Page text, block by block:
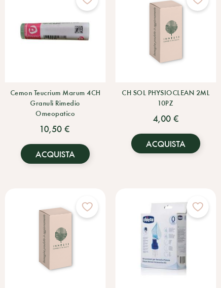
Cemon Teucrium Marum 4CH
Granuli Rimedio
Omeopatico
10,50 €
ACQUISTA
CH SOL PHYSIOCLEAN 2ML
10PZ
4,00 €
ACQUISTA